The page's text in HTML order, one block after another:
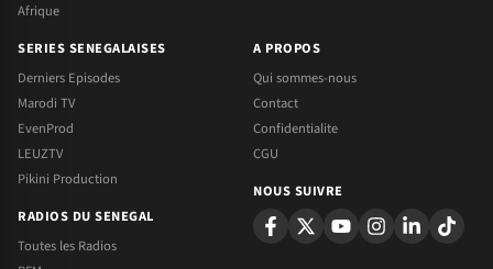
Afrique
SERIES SENEGALAISES
Derniers Episodes
Marodi TV
EvenProd
LEUZTV
Pikini Production
RADIOS DU SENEGAL
Toutes les Radios
A PROPOS
Qui sommes-nous
Contact
Confidentialite
CGU
NOUS SUIVRE